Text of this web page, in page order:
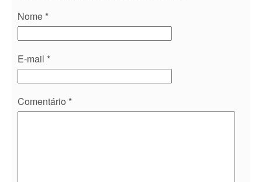
Nome *
E-mail *
Comentário *